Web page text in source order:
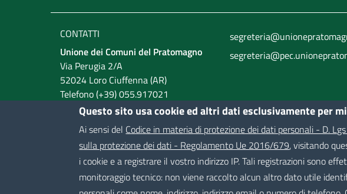
CONTATTI
Unione dei Comuni del Pratomagno
Via Perugia 2/A
52024 Loro Ciuffenna (AR)
Telefono (+39) 055.917021
Fax (+39) 055.9172759
C.F. 90024210511
P.IVA: 01980270514
Useful links section
Questo sito usa cookie ed altri dati esclusivamente per
Ai sensi del Codice in materia di protezione dei dati personali - D.
sulla protezione dei dati - Regolamento Ue 2016/679, visitando
i cookie e a registrare il vostro indirizzo IP. Tali registrazioni sono
monitoraggio tecnico: non viene raccolto alcun altro dato utile